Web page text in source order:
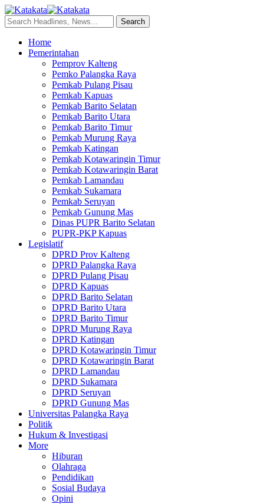
Home
Pemerintahan
Pemprov Kalteng
Pemko Palangka Raya
Pemkab Pulang Pisau
Pemkab Kapuas
Pemkab Barito Selatan
Pemkab Barito Utara
Pemkab Barito Timur
Pemkab Murung Raya
Pemkab Katingan
Pemkab Kotawaringin Timur
Pemkab Kotawaringin Barat
Pemkab Lamandau
Pemkab Sukamara
Pemkab Seruyan
Pemkab Gunung Mas
Dinas PUPR Barito Selatan
PUPR-PKP Kapuas
Legislatif
DPRD Prov Kalteng
DPRD Palangka Raya
DPRD Pulang Pisau
DPRD Kapuas
DPRD Barito Selatan
DPRD Barito Utara
DPRD Barito Timur
DPRD Murung Raya
DPRD Katingan
DPRD Kotawaringin Timur
DPRD Kotawaringin Barat
DPRD Lamandau
DPRD Sukamara
DPRD Seruyan
DPRD Gunung Mas
Universitas Palangka Raya
Politik
Hukum & Investigasi
More
Hiburan
Olahraga
Pendidikan
Sosial Budaya
Opini